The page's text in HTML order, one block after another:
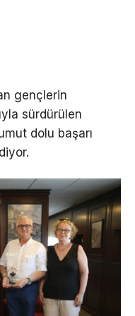
gençlerin
sürdürülen
dolu başarı